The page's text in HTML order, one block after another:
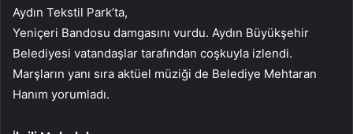
Aydın Tekstil Park’ta,
Yeniçeri Bandosu damgasını vurdu. Aydın Büyükşehir
Belediyesi vatandaşlar tarafından coşkuyla izlendi.
Marşların yanı sıra aktüel müziği de Belediye Mehtaran
Hanım yorumladı.